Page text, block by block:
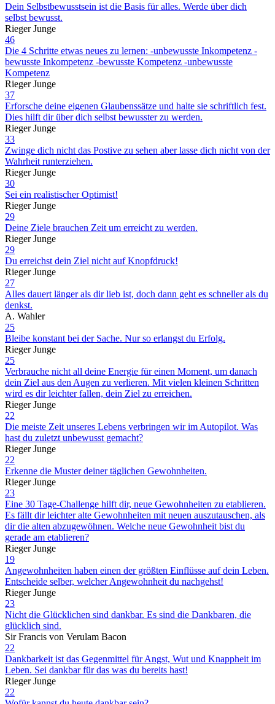
Dein Selbstbewusstsein ist die Basis für alles. Werde über dich
selbst bewusst.
Rieger Junge
46
Die 4 Schritte etwas neues zu lernen: -unbewusste Inkompetenz -
bewusste Inkompetenz -bewusste Kompetenz -unbewusste
Kompetenz
Rieger Junge
37
Erforsche deine eigenen Glaubenssätze und halte sie schriftlich fest.
Dies hilft dir über dich selbst bewusster zu werden.
Rieger Junge
33
Zwinge dich nicht das Postive zu sehen aber lasse dich nicht von der
Wahrheit runterziehen.
Rieger Junge
30
Sei ein realistischer Optimist!
Rieger Junge
29
Deine Ziele brauchen Zeit um erreicht zu werden.
Rieger Junge
29
Du erreichst dein Ziel nicht auf Knopfdruck!
Rieger Junge
27
Alles dauert länger als dir lieb ist, doch dann geht es schneller als du
denkst.
A. Wahler
25
Bleibe konstant bei der Sache. Nur so erlangst du Erfolg.
Rieger Junge
25
Verbrauche nicht all deine Energie für einen Moment, um danach
dein Ziel aus den Augen zu verlieren. Mit vielen kleinen Schritten
wird es dir leichter fallen, dein Ziel zu erreichen.
Rieger Junge
22
Die meiste Zeit unseres Lebens verbringen wir im Autopilot. Was
hast du zuletzt unbewusst gemacht?
Rieger Junge
22
Erkenne die Muster deiner täglichen Gewohnheiten.
Rieger Junge
23
Eine 30 Tage-Challenge hilft dir, neue Gewohnheiten zu etablieren.
Es fällt dir leichter alte Gewohnheiten mit neuen auszutauschen, als
dir die alten abzugewöhnen. Welche neue Gewohnheit bist du
gerade am etablieren?
Rieger Junge
19
Angewohnheiten haben einen der größten Einflüsse auf dein Leben.
Entscheide selber, welcher Angewohnheit du nachgehst!
Rieger Junge
23
Nicht die Glücklichen sind dankbar. Es sind die Dankbaren, die
glücklich sind.
Sir Francis von Verulam Bacon
22
Dankbarkeit ist das Gegenmittel für Angst, Wut und Knappheit im
Leben. Sei dankbar für das was du bereits hast!
Rieger Junge
22